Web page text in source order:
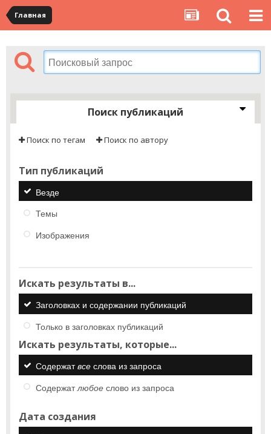
Главная
Поиск публикаций
Поиск по тегам Поиск по автору
Тип публикаций
Везде
Темы
Изображения
Искать результаты в...
Заголовках и содержании публикаций
Только в заголовках публикаций
Искать результаты, которые...
Содержатвсе слова из запроса
Содержатлюбое слово из запроса
Дата создания